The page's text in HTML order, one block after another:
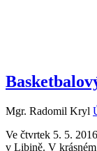
Mgr. Radomil Kryl
Ve čtvrtek 5. 5.
v Libině. V